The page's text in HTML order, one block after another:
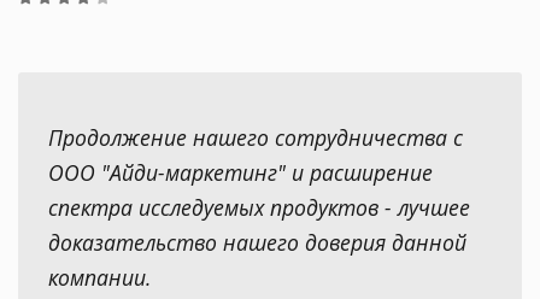
Продолжение нашего сотрудничества с
ООО "Айди-маркетинг" и расширение
спектра исследуемых продуктов - лучшее
доказательство нашего доверия данной
компании.